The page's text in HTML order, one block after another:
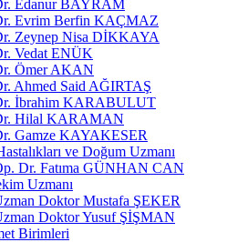
Edanur BAYRAM
Evrim Berfin KAÇMAZ
Zeynep Nisa DİKKAYA
Vedat ENÜK
Ömer AKAN
Ahmed Said AĞIRTAŞ
İbrahim KARABULUT
Hilal KARAMAN
Gamze KAYAKESER
ve Doğum Uzmanı
Dr. Fatıma GÜNHAN CAN
Uzmanı
Doktor Mustafa ŞEKER
Doktor Yusuf ŞİŞMAN
Birimleri